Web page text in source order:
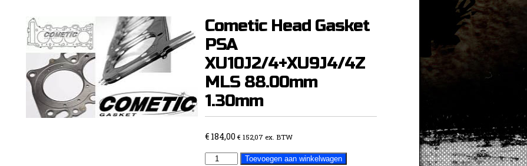
Cometic Head Gasket
PSA
XU10J2/4+XU9J4/4Z
MLS 88.00mm
1.30mm
€184,00 € 152,07 ex. BTW
Cometic
Toevoegen aan winkelwagen